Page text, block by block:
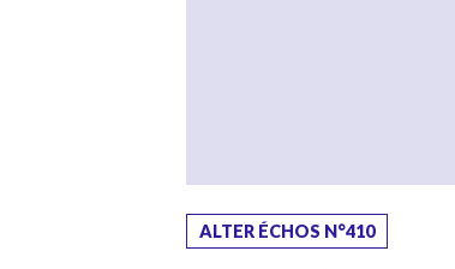
ALTER ÉCHOS N°410